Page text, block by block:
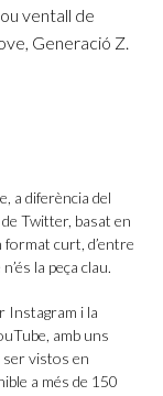
ventall de
Generació Z.
a diferència del
Twitter, basat en
curt, d’entre
la peça clau.
Instagram i la
amb uns
ser vistos en
a més de 150